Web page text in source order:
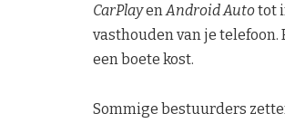
CarPlayen Android Autotot
vasthouden van je
een boete kost.
Sommige bestuurders